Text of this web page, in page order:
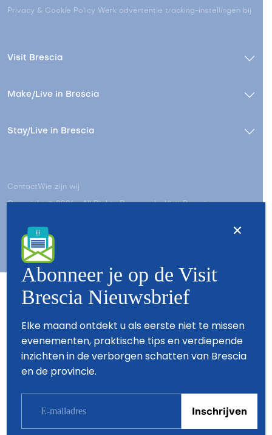
Privacy & Cookie Policy Werk advertentie tracking-instellingen bij
Visit Brescia
Make/Live in Brescia
Stay/Live in Brescia
ContactWie zijn wij
Copyright © 2026 - All Rights Reserved - Visit Brescia
Abonneer je op de Visit
Brescia Nieuwsbrief
Elke maand ontdekt u als eerste niet te missen
evenementen, praktische tips en verdiepende
inzichten in de verborgen schatten van Brescia
en de provincie.